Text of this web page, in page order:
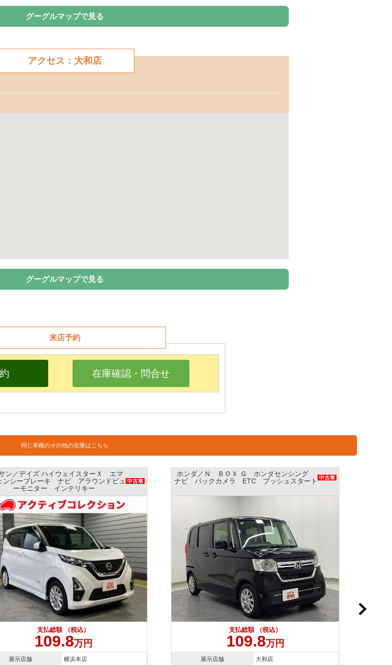
グーグルマップで見る
アクセス：大和店
グーグルマップで見る
来店予約
在庫確認・問合せ
同じ車種のその他の在庫はこちら
／Ｎ ＢＯＸ Ｇ ホンダセンシング
ックカメラ ETC プッシュスタート 中古車
支払総額 （税込）
109.8万円
展示店舗 大和店
ニッサン／ルークス Ｘ エマージェンシーブ
レーキ パワースライドドア ナビ アラウン 中古車
支払総額 （税込）
114.8万円
展示店舗 横浜本店